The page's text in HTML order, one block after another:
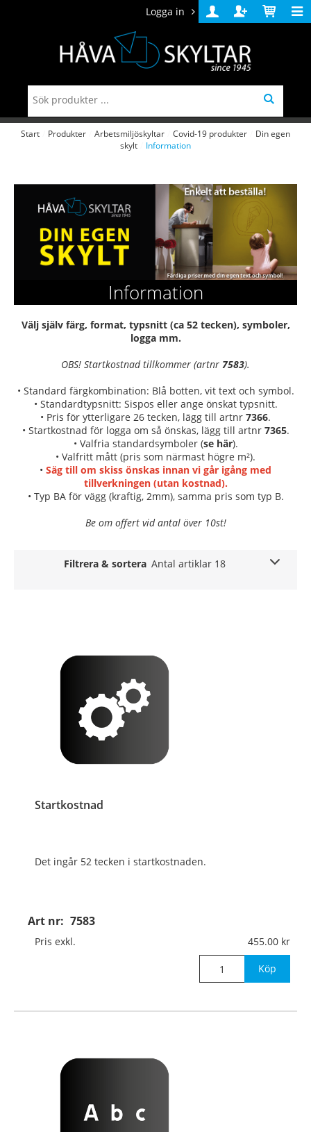
Logga in
Logga
in
Skapa
konto
Varukorg
Start Produkter Arbetsmiljöskyltar Covid-19 produkter
Din egen
skylt
Information
Information
Välj själv färg, format, typsnitt (ca 52 tecken), symboler,
logga mm.
OBS! Startkostnad tillkommer (artnr 7583).
• Standard färgkombination: Blå botten, vit text och symbol.
• Standardtypsnitt: Sispos eller ange önskat typsnitt.
• Pris för ytterligare 26 tecken, lägg till artnr 7366.
• Startkostnad för logga om så önskas, lägg till artnr 7365.
• Valfria standardsymboler (se här).
• Valfritt mått (pris som närmast högre m²).
• Säg till om skiss önskas innan vi går igång med
tillverkningen (utan kostnad).
• Typ BA för vägg (kraftig, 2mm), samma pris som typ B.
Be om offert vid antal över 10st!
Filtrera & sortera Antal artiklar 18
Startkostnad
Art nr: 7583
Det ingår 52 tecken i startkostnaden.
Pris exkl. 455.00
Köp